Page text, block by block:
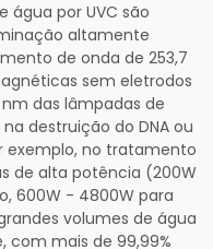
água por UVC são
altamente
de onda de 253,7
sem eletrodos
das lâmpadas de
destruição do DNA ou
exemplo, no tratamento
de alta potência (200W
600W - 4800W para
volumes de água
com mais de 99,99%